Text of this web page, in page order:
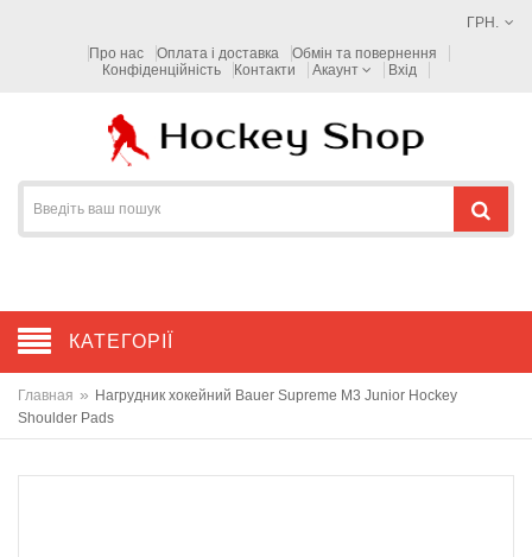
ГРН.
Про нас
Оплата і доставка
Обмін та повернення
Конфіденційність
Контакти Акаунт Вхід
КАТЕГОРІЇ
Главная » Нагрудник хокейний Bauer Supreme M3 Junior Hockey
Shoulder Pads